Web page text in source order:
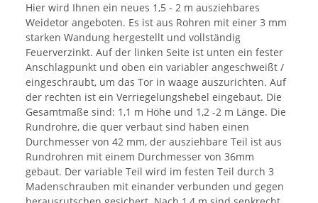
Hier wird Ihnen ein neues 1,5 - 2 m ausziehbares
Weidetor angeboten. Es ist aus Rohren mit einer 3 mm
starken Wandung hergestellt und vollständig
Feuerverzinkt. Auf der linken Seite ist unten ein fester
Anschlagpunkt und oben ein variabler angeschweißt /
eingeschraubt, um das Tor in waage auszurichten. Auf
der rechten ist ein Verriegelungshebel eingebaut. Die
Gesamtmaße sind: 1,1 m Höhe und 1,2 -2 m Länge. Die
Rundrohre, die quer verbaut sind haben einen
Durchmesser von 42 mm, der ausziehbare Teil ist aus
Rundrohren mit einem Durchmesser von 36mm
gebaut. Der variable Teil wird im festen Teil durch 3
Madenschrauben mit einander verbunden und gegen